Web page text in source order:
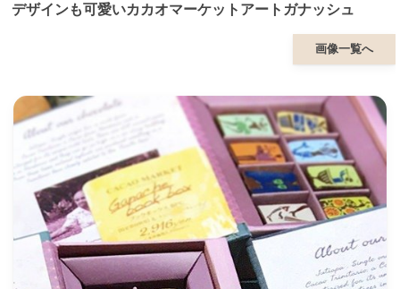
デザインも可愛いカカオマーケットアートガナッシュ
画像一覧へ